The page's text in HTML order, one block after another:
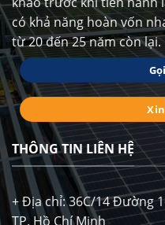
có khả năng hoàn vốn
từ 20 đến 25 năm còn lại.
THÔNG TIN LIÊN HỆ
+ Địa chỉ: 36C/14 Đường
TP. Hồ Chí Minh